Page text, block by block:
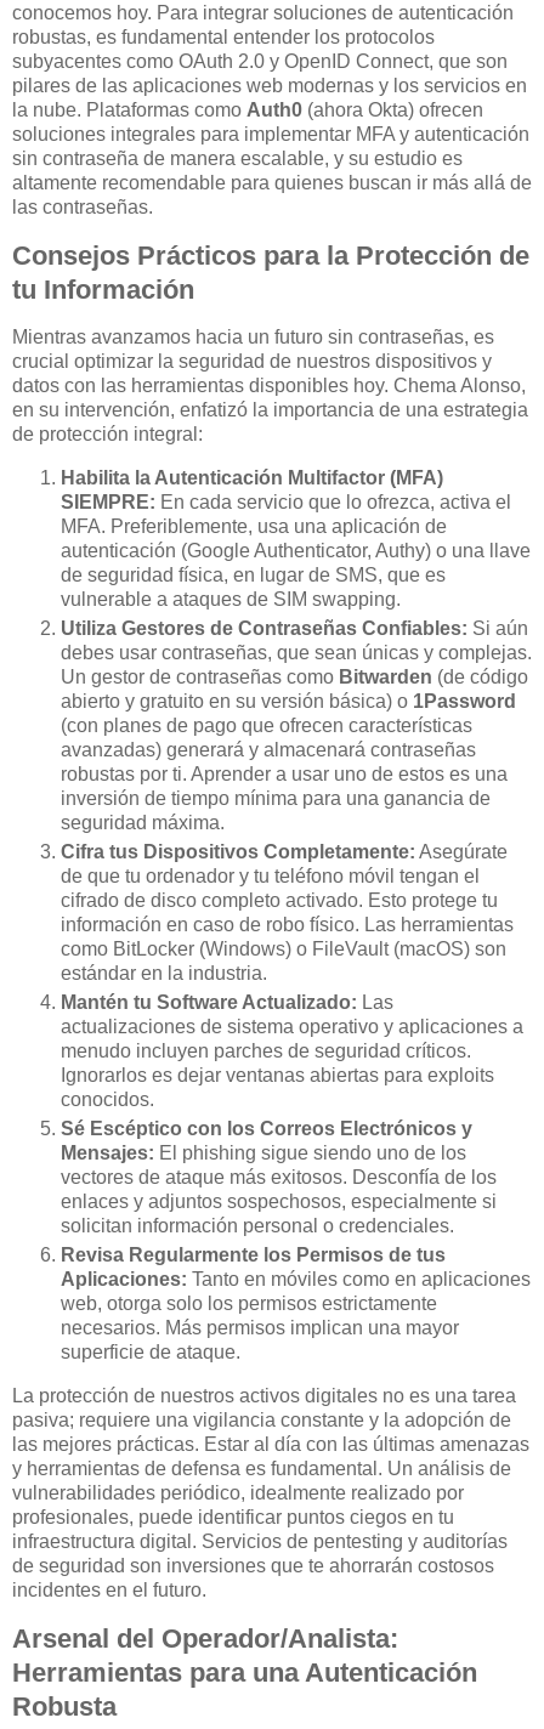
conocemos hoy. Para integrar soluciones de autenticación
robustas, es fundamental entender los protocolos
subyacentes como OAuth 2.0 y OpenID Connect, que son
pilares de las aplicaciones web modernas y los servicios en
la nube. Plataformas como Auth0 (ahora Okta) ofrecen
soluciones integrales para implementar MFA y autenticación
sin contraseña de manera escalable, y su estudio es
altamente recomendable para quienes buscan ir más allá de
las contraseñas.
Consejos Prácticos para la Protección de
tu Información
Mientras avanzamos hacia un futuro sin contraseñas, es
crucial optimizar la seguridad de nuestros dispositivos y
datos con las herramientas disponibles hoy. Chema Alonso,
en su intervención, enfatizó la importancia de una estrategia
de protección integral:
Habilita la Autenticación Multifactor (MFA)
SIEMPRE: En cada servicio que lo ofrezca, activa el
MFA. Preferiblemente, usa una aplicación de
autenticación (Google Authenticator, Authy) o una llave
de seguridad física, en lugar de SMS, que es
vulnerable a ataques de SIM swapping.
Utiliza Gestores de Contraseñas Confiables: Si aún
debes usar contraseñas, que sean únicas y complejas.
Un gestor de contraseñas como Bitwarden (de código
abierto y gratuito en su versión básica) o 1Password
(con planes de pago que ofrecen características
avanzadas) generará y almacenará contraseñas
robustas por ti. Aprender a usar uno de estos es una
inversión de tiempo mínima para una ganancia de
seguridad máxima.
Cifra tus Dispositivos Completamente: Asegúrate
de que tu ordenador y tu teléfono móvil tengan el
cifrado de disco completo activado. Esto protege tu
información en caso de robo físico. Las herramientas
como BitLocker (Windows) o FileVault (macOS) son
estándar en la industria.
Mantén tu Software Actualizado: Las
actualizaciones de sistema operativo y aplicaciones a
menudo incluyen parches de seguridad críticos.
Ignorarlos es dejar ventanas abiertas para exploits
conocidos.
Sé Escéptico con los Correos Electrónicos y
Mensajes: El phishing sigue siendo uno de los
vectores de ataque más exitosos. Desconfía de los
enlaces y adjuntos sospechosos, especialmente si
solicitan información personal o credenciales.
Revisa Regularmente los Permisos de tus
Aplicaciones: Tanto en móviles como en aplicaciones
web, otorga solo los permisos estrictamente
necesarios. Más permisos implican una mayor
superficie de ataque.
La protección de nuestros activos digitales no es una tarea
pasiva; requiere una vigilancia constante y la adopción de
las mejores prácticas. Estar al día con las últimas amenazas
y herramientas de defensa es fundamental. Un análisis de
vulnerabilidades periódico, idealmente realizado por
profesionales, puede identificar puntos ciegos en tu
infraestructura digital. Servicios de pentesting y auditorías
de seguridad son inversiones que te ahorrarán costosos
incidentes en el futuro.
Arsenal del Operador/Analista:
Herramientas para una Autenticación
Robusta